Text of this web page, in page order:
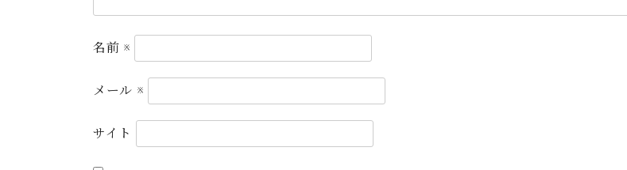
名前 ※
メール ※
サイト